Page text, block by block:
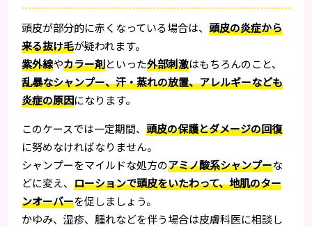
頭皮が部分的に赤くなっている場合は、頭皮の炎症から
来る抜け毛が疑われます。
紫外線やカラー剤といった外部刺激はもちろんのこと、
乱暴なシャンプー、汗・蒸れの放置、アレルギーなども
炎症の原因になります。
このケースでは一定期間、頭皮の保護とダメージの回復
に努めなければなりません。
シャンプーをマイルドな処方のアミノ酸系シャンプーな
どに変え、ローションで頭皮をいたわって、地肌のター
ンオーバーを促しましょう。
かゆみ、湿疹、腫れなどを伴う場合は皮膚科医に相談し